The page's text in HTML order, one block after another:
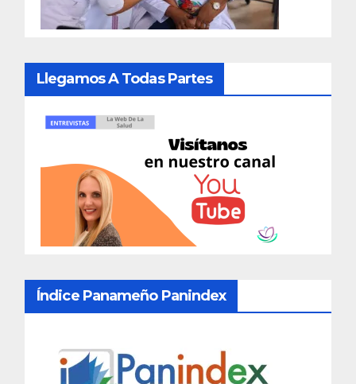
Llegamos A Todas Partes
Índice Panameño Panindex